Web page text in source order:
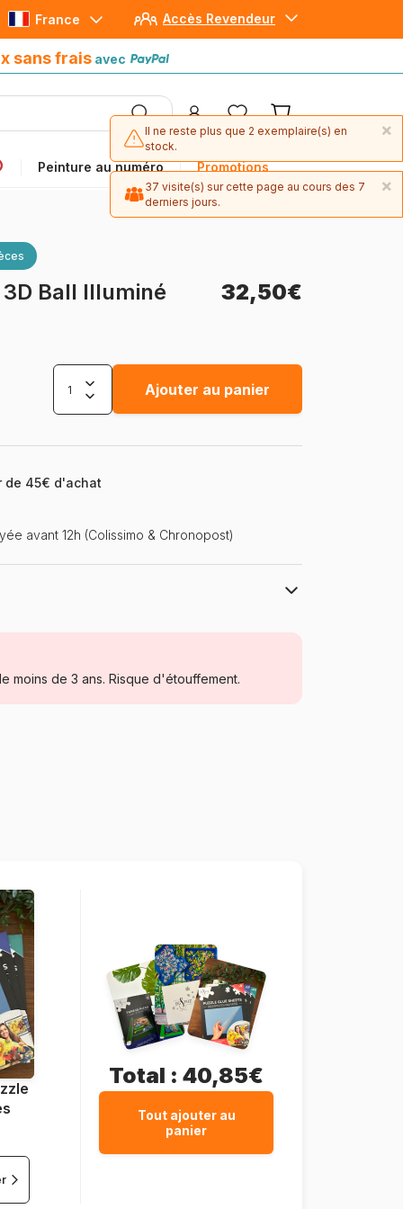
Accès Revendeur
France
sans frais avec
Peinture au numéro Promotions
avec Paypal
Ball Illuminé 32,50€
Ajouter au panier
de 45€ d'achat
avant 12h (Colissimo & Chronopost)
Puzzles - Animaux fantastiques
moins de 3 ans. Risque d'étouffement.
Total : 40,85€
Tout ajouter au
panier
×
Il ne reste plus que 2 exemplaire(s) en
stock.
×
37 visite(s) sur cette page au cours des 7
derniers jours.